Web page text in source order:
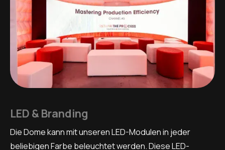
LED & Branding
Die Dome kann mit unseren LED-Modulen in jeder
beliebigen Farbe beleuchtet werden. Diese LED-